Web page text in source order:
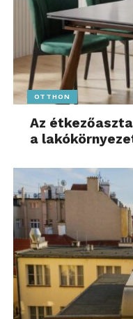
OTTHON
Az
a